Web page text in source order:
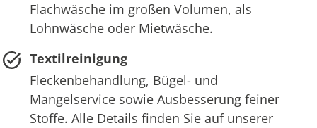
Flachwäsche im großen Volumen, als
Lohnwäscheoder Mietwäsche.
Textilreinigung
Fleckenbehandlung, Bügel- und
Mangelservice sowie Ausbesserung feiner
Stoffe. Alle Details finden Sie auf unserer